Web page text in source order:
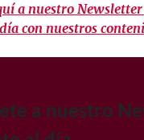
a nuestro
día con nuestros
a nuestro